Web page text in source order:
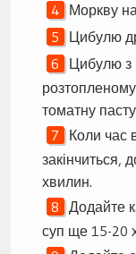
Моркву
Цибулю
Цибулю з
томатну
Коли час
закінчиться,
хвилин.
Додайте
суп ще 15-20